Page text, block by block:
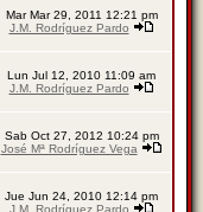
Mar Mar 29, 2011 12:21 pm
J.M. Rodríguez Pardo
Lun Jul 12, 2010 11:09 am
J.M. Rodríguez Pardo
Sab Oct 27, 2012 10:24 pm
José Mª Rodríguez Vega
Jue Jun 24, 2010 12:14 pm
J.M. Rodríguez Pardo